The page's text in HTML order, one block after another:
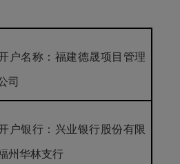
名称：福建德晟项目管理
司
银行：兴业银行股份有限
州华林支行